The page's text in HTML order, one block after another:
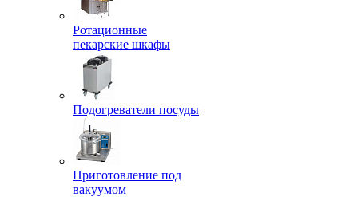
Ротационные
пекарские шкафы
Подогреватели посуды
Приготовление под
вакуумом